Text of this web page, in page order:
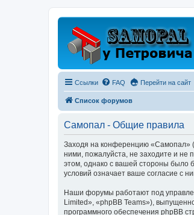
Ссылки FAQ Перейти на сайт
Список форумов
Самопал - Общие правила
Заходя на конференцию «Самопал»
ними, пожалуйста, не заходите и не
этом, однако с вашей стороны было
условий означает ваше согласие с
Наши форумы работают под
Limited», «phpBB Teams»),
программного обеспечения phpBB